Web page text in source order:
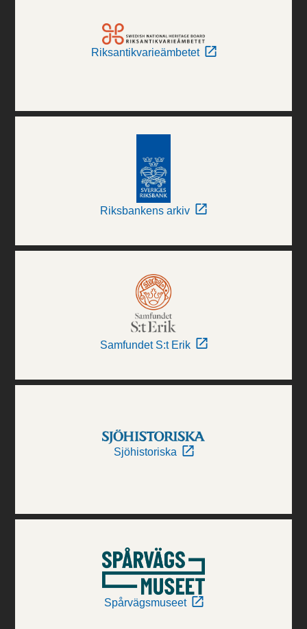
Riksantikvarieämbetet
Riksbankens arkiv
Samfundet S:t Erik
Sjöhistoriska
Spårvägsmuseet